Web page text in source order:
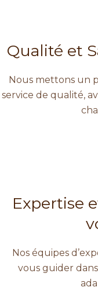
Qualité et
Nous mettons un
service de qualité,
Expertise
Nos équipes
vous guider